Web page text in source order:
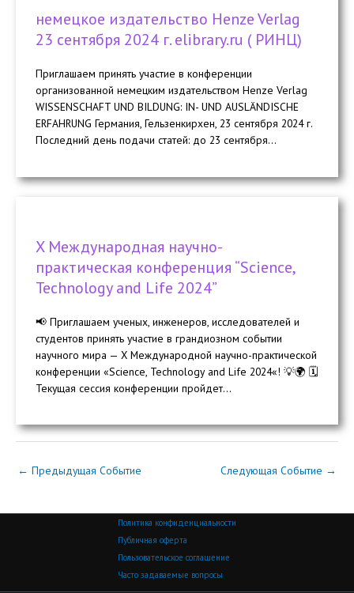
немецкое издательство Henze Verlag
23 сентября 2024 г. elibrary.ru ( РИНЦ)
Приглашаем принять участие в конференции
организованной немецким издательством Henze Verlag
WISSENSCHAFT UND BILDUNG: IN- UND AUSLÄNDISCHE
ERFAHRUNG Германия, Гельзенкирхен, 23 сентября 2024 г.
Последний день подачи статей: до 23 сентября...
X Международная научно-
практическая конференция “Science,
Technology and Life 2024”
📢 Приглашаем ученых, инженеров, исследователей и
студентов принять участие в грандиозном событии
научного мира — X Международной научно-практической
конференции «Science, Technology and Life 2024«! 💡🌍 🗓️
Текущая сессия конференции пройдет...
← Предыдущая Событие Следующая Событие →
Политика конфиденциальности
Публичная оферта
Пользовательское соглашение
Часто задаваемые вопросы